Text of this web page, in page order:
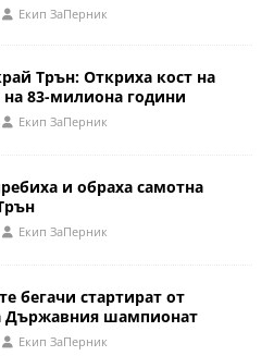
Eкип ЗаПерник
Трън: Откриха кост на
83-милиона години
Eкип ЗаПерник
и обраха самотна
Eкип ЗаПерник
бегачи стартират от
Държавния шампионат
Eкип ЗаПерник